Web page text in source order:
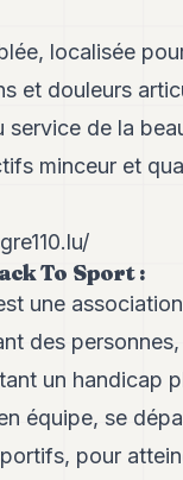
localisée
et douleurs
service de la
minceur et
To Sport :
une
des
un handicap
équipe, se
pour